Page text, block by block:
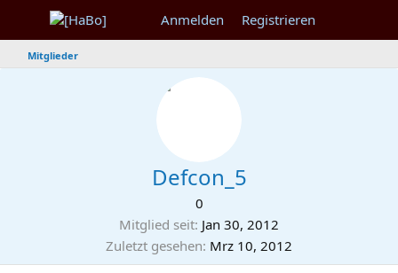
Anmelden Registrieren
Mitglieder
Defcon_5
0
Mitglied seit Jan 30, 2012
Zuletzt gesehen Mrz 10, 2012